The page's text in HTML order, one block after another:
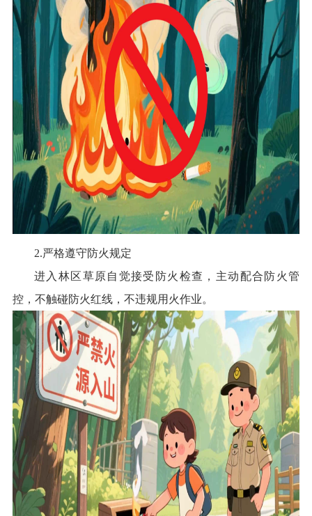
2.严格遵守防火规定
进入林区草原自觉接受防火检查，主动配合防火管
控，不触碰防火红线，不违规用火作业。